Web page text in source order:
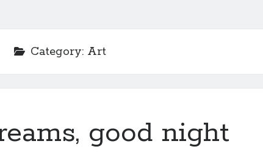
Category: Art
good night